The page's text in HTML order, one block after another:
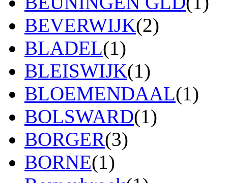
BEVERWIJK(2)
BLADEL(1)
BLEISWIJK(1)
BLOEMENDAAL(1)
BOLSWARD(1)
BORGER(3)
BORNE(1)